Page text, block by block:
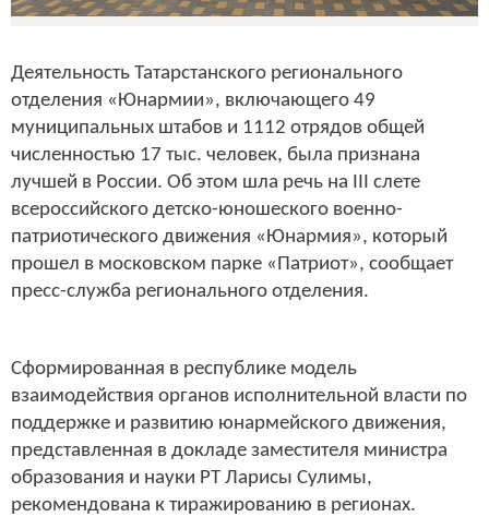
Деятельность Татарстанского регионального
отделения «Юнармии», включающего 49
муниципальных штабов и 1112 отрядов общей
численностью 17 тыс. человек, была признана
лучшей в России. Об этом шла речь на III слете
всероссийского детско-юношеского военно-
патриотического движения «Юнармия», который
прошел в московском парке «Патриот», сообщает
пресс-служба регионального отделения.
Сформированная в республике модель
взаимодействия органов исполнительной власти по
поддержке и развитию юнармейского движения,
представленная в докладе заместителя министра
образования и науки РТ Ларисы Сулимы,
рекомендована к тиражированию в регионах.